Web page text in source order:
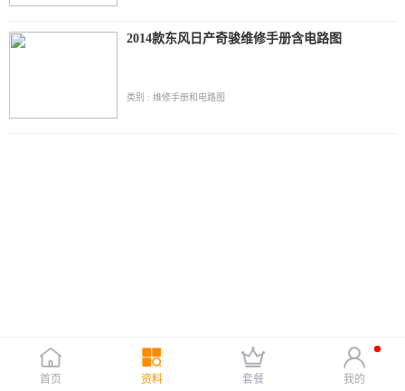
2014款东风日产奇骏维修手册含电路图
类别 : 维修手册和电路图
首页 资料 套餐 我的